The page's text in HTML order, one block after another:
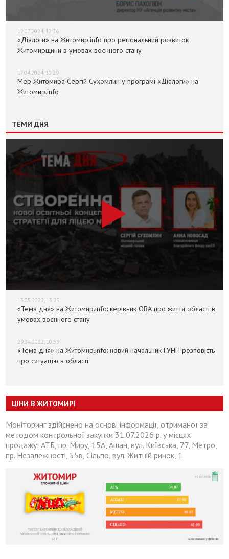
12.07.2024, 12:36
«Діалоги» на Житомир.info про регіональний розвиток
Житомирщини в умовах воєнного стану
17.04.2024, 10:29
Мер Житомира Сергій Сухомлин у програмі «Діалоги» на
Житомир.info
ТЕМИ ДНЯ
13.05.2022, 13:25
«Тема дня» на Житомир.info: керівник ОВА про життя області в
умовах воєнного стану
29.04.2022, 10:59
«Тема дня» на Житомир.info: новий начальник ГУНП розповість
про ситуацію в області
ЦІНИ В ЖИТОМИРІ
Моніторинг здійснено на основі інформації, отриманої за
методом контрольної закупки 31.07.2026 р. у місцях
продажу: АТБ, пр. Миру, 15А, Ашан, вул. Київська, 77, Метро,
пр. Незалежності, 55в, Сільпо, вул. Житній ринок, 1